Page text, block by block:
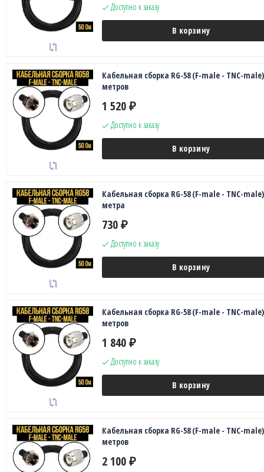
Доступно к заказу
В корзину
Кабельная сборка RG-58 (F-male - TNC-
метров
1 520 ₽
Доступно к заказу
В корзину
Кабельная сборка RG-58 (F-male - TNC-
метра
730 ₽
Доступно к заказу
В корзину
Кабельная сборка RG-58 (F-male - TNC-
метров
1 840 ₽
Доступно к заказу
В корзину
Кабельная сборка RG-58 (F-male - TNC-
метров
2 100 ₽